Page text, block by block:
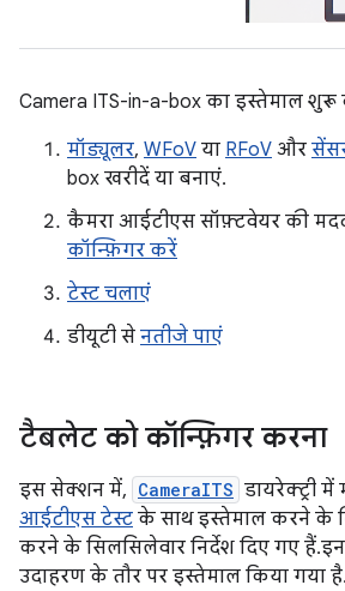
Camera ITS-in-a-box का इस्तेमाल
मॉड्यूलर, WFoV या RFoV और
box खरीदें या बनाएं.
कैमरा आईटीएस सॉफ़्टवेयर की
कॉन्फ़िगर करें
टेस्ट चलाएं
डीयूटी से नतीजे पाएं
टैबलेट को कॉन्फ़िगर करना
इस सेक्शन में, CameraITS डायरेक्ट्री
आईटीएस टेस्ट के साथ इस्तेमाल करने के
करने के सिलसिलेवार निर्देश दिए गए हैं. इन
उदाहरण के तौर पर इस्तेमाल किया गया